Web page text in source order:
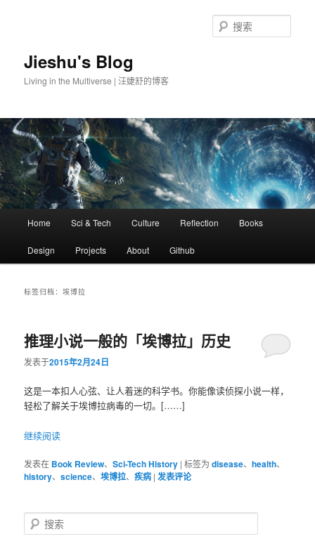
Jieshu's Blog
Living in the Multiverse | 汪婕舒的博客
索
跳
至
容
域
跳
至
容
域
Home Sci & Tech Culture Reflection Books
Design Projects About Github
标签归档：埃博拉
推理小说一般的「埃博拉」历史
发表于2015年2月24日
这是一本扣人心弦、让人着迷的科学书。你能像读侦探小说一样，
轻松了解关于埃博拉病毒的一切。[……]
继续阅读
发表在 Book Review、Sci-Tech History |标签为 disease、health、
history、science、埃博拉、疾病 |发表评论
搜
索